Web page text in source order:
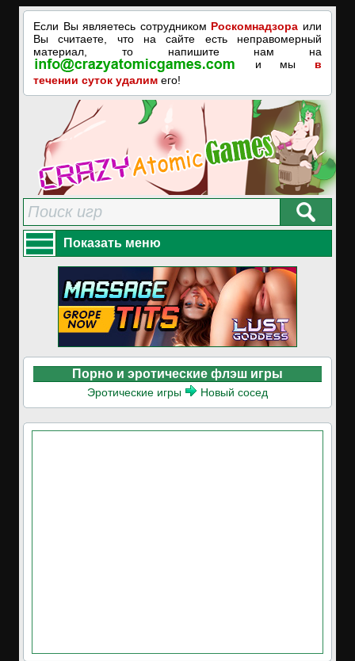
Если Вы являетесь сотрудником Роскомнадзора или
Вы считаете, что на сайте есть неправомерный
материал, то напишите нам на
и мы в
течении суток удалим его!
Показать меню
Порно и эротические флэш игры
Эротические игры Новый сосед